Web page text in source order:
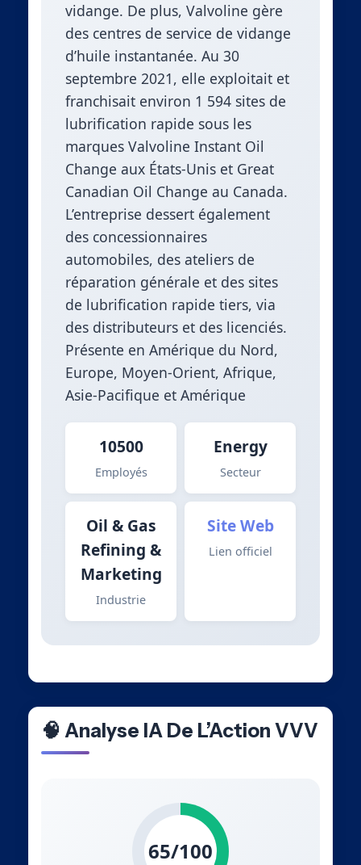
vidange. De plus, Valvoline gère
des centres de service de vidange
d’huile instantanée. Au 30
septembre 2021, elle exploitait et
franchisait environ 1 594 sites de
lubrification rapide sous les
marques Valvoline Instant Oil
Change aux États-Unis et Great
Canadian Oil Change au Canada.
L’entreprise dessert également
des concessionnaires
automobiles, des ateliers de
réparation générale et des sites
de lubrification rapide tiers, via
des distributeurs et des licenciés.
Présente en Amérique du Nord,
Europe, Moyen-Orient, Afrique,
Asie-Pacifique et Amérique
10500
Employés
Energy
Secteur
Oil & Gas
Refining &
Marketing
Industrie
Site Web
Lien officiel
🧠 Analyse IA De L’Action VVV
65/100